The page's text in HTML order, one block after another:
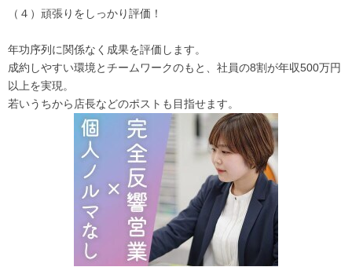
（４）頑張りをしっかり評価！
年功序列に関係なく成果を評価します。
成約しやすい環境とチームワークのもと、社員の8割が年収500万円
以上を実現。
若いうちから店長などのポストも目指せます。